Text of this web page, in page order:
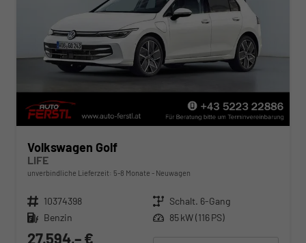
Volkswagen Golf
LIFE
unverbindliche Lieferzeit: 5-8 Monate Neuwagen
Fahrzeugnr. 10374398 Getriebe Schalt. 6-Gang
Kraftstoff Benzin Leistung 85 kW (116 PS)
27.594,– €